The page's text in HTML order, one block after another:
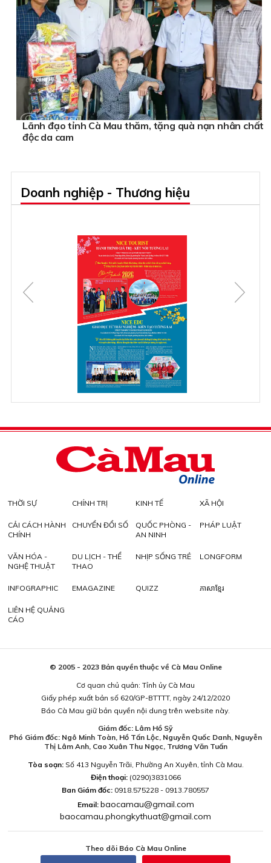
Lãnh đạo tỉnh Cà Mau thăm, tặng quà nạn nhân chất
độc da cam
Doanh nghiệp - Thương hiệu
THỜI SỰ CHÍNH TRỊ KINH TẾ XÃ HỘI
CẢI CÁCH HÀNH
CHÍNH
CHUYỂN ĐỔI SỐ
QUỐC PHÒNG -
AN NINH
PHÁP LUẬT
VĂN HÓA -
NGHỆ THUẬT
DU LỊCH - THỂ
THAO
NHỊP SỐNG TRẺ LONGFORM
INFOGRAPHIC EMAGAZINE QUIZZ ភាសាខ្មែរ
LIÊN HỆ QUẢNG
CÁO
© 2005 - 2023 Bản quyền thuộc về Cà Mau Online
Cơ quan chủ quản: Tỉnh ủy Cà Mau
Giấy phép xuất bản số 620/GP-BTTTT, ngày 24/12/2020
Báo Cà Mau giữ bản quyền nội dung trên website này.
Giám đốc: Lâm Hồ Sỹ
Phó Giám đốc: Ngô Minh Toàn, Hồ Tấn Lộc, Nguyễn Quốc Danh, Nguyễn
Thị Lâm Anh, Cao Xuân Thu Ngọc, Trương Văn Tuấn
Tòa soạn:Số 413 Nguyễn Trãi, Phường An Xuyên, tỉnh Cà Mau.
Điện thoại: (0290)3831066
Ban Giám đốc: 0918.575228 - 0913.780557
Email: baocamau@gmail.com
baocamau.phongkythuat@gmail.com
Theo dõi Báo Cà Mau Online